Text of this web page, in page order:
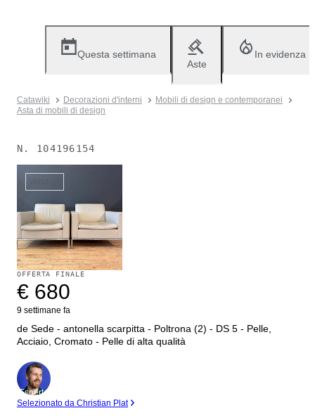
Questa settimana
Aste
In evidenza
Catawiki Decorazioni d'interni
Mobili di design e contemporanei
Asta di mobili di design
N. 104196154
Venduto
OFFERTA FINALE
€ 680
9 settimane fa
de Sede - antonella scarpitta - Poltrona (2) - DS 5 - Pelle,
Acciaio, Cromato - Pelle di alta qualità
Esperto
Selezionato da Christian Plat